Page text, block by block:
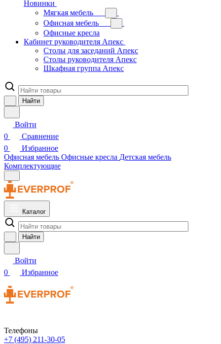
Новинки
Мягкая мебель
Офисная мебель
Офисные кресла
Кабинет руководителя Апекс
Столы для заседаний Апекс
Столы руководителя Апекс
Шкафная группа Апекс
Найти
Войти
0
Сравнение
0
Избранное
Офисная мебель Офисные кресла Детская мебель
Комплектующие
Каталог
Найти
Войти
0
Избранное
Телефоны
+7 (495) 211-30-05